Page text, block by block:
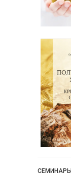
СЕМИНАРЫ